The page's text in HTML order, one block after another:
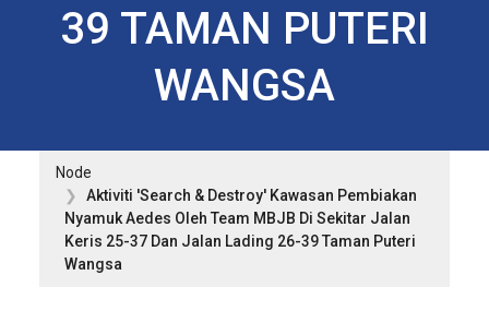
39 TAMAN PUTERI
WANGSA
Node
Aktiviti 'Search & Destroy' Kawasan Pembiakan
Nyamuk Aedes Oleh Team MBJB Di Sekitar Jalan
Keris 25-37 Dan Jalan Lading 26-39 Taman Puteri
Wangsa